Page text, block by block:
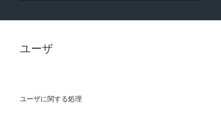
ユーザ
ユーザに関する処理